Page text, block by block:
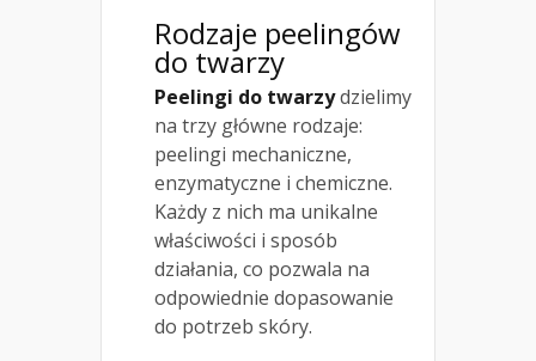
Rodzaje peelingów
do twarzy
Peelingi do twarzydzielimy
na trzy główne rodzaje:
peelingi mechaniczne,
enzymatyczne i chemiczne.
Każdy z nich ma unikalne
właściwości i sposób
działania, co pozwala na
odpowiednie dopasowanie
do potrzeb skóry.